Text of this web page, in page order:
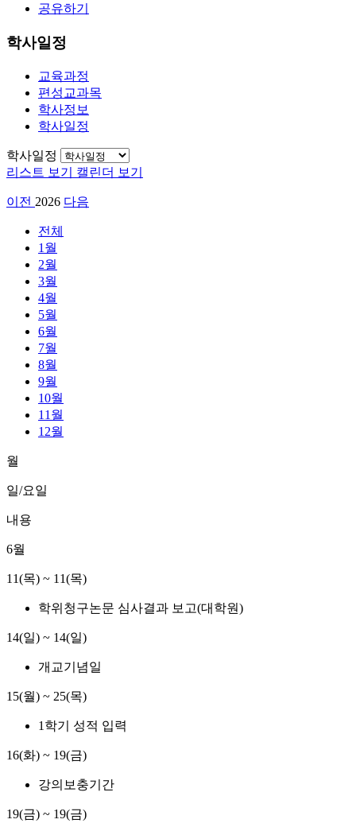
공유하기
학사일정
교육과정
편성교과목
학사정보
학사일정
학사일정
리스트 보기
캘린더 보기
이전 2026 다음
전체
1월
2월
3월
4월
5월
6월
7월
8월
9월
10월
11월
12월
월
일/요일
내용
6월
11(목) ~ 11(목)
학위청구논문 심사결과 보고(대학원)
14(일) ~ 14(일)
개교기념일
15(월) ~ 25(목)
1학기 성적 입력
16(화) ~ 19(금)
강의보충기간
19(금) ~ 19(금)